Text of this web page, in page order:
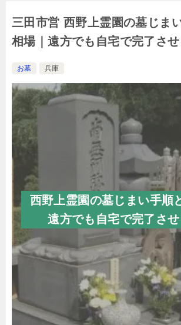
三田市営 西野上霊園の墓じま
相場｜遠方でも自宅で完了さ
お墓 兵庫
西野上霊園の墓じまい手順
遠方でも自宅で完了さ